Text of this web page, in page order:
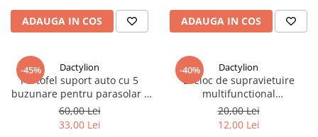
ADAUGA IN COS ADAUGA IN COS
-45% Dactylion
Portofel suport auto cu 5
buzunare pentru parasolar -
Negru
60,00 Lei
33,00 Lei
-40% Dactylion
Breloc de supravietuire
multifunctional
3in1,ciocan,cutit,fluier - Rosu
20,00 Lei
12,00 Lei